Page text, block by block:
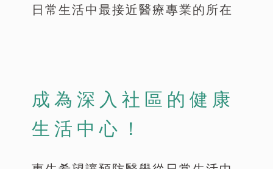
日常生活中最接近醫療專業的所在
成為深入社區的健康
生活中心！